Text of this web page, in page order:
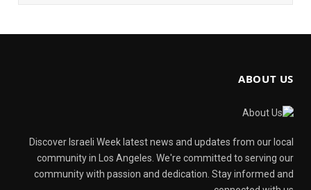
ABOUT US
Discover Israeli Week latest news and updates from our local
community in Los Angeles. We're committed to serving our
community with passion and dedication. Stay informed and